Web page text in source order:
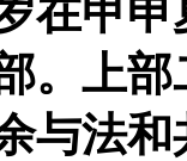
在甲
。上
与法